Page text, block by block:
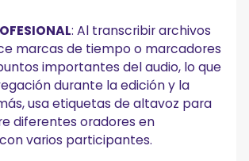
: Al transcribir archivos
marcas de tiempo o marcadores
importantes del audio, lo que
durante la edición y la
usa etiquetas de altavoz para
diferentes oradores en
varios participantes.